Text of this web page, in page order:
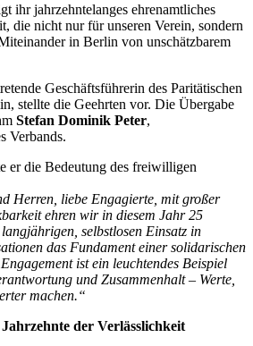
ihr jahrzehntelanges ehrenamtliches
die nicht nur für unseren Verein, sondern
in Berlin von unschätzbarem
Geschäftsführerin des Paritätischen
stellte die Geehrten vor. Die Übergabe
Stefan Dominik Peter,
Verbands.
er die Bedeutung des freiwilligen
Herren, liebe Engagierte, mit großer
ehren wir in diesem Jahr 25
selbstlosen Einsatz in
das Fundament einer solidarischen
ist ein leuchtendes Beispiel
und Zusammenhalt – Werte,
machen.“
der Verlässlichkeit